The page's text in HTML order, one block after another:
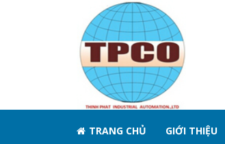
TRANG CHỦ GIỚI THIỆU